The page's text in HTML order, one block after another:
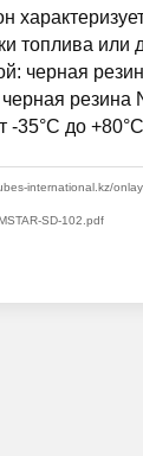
топлива или
черная
резина
-35°C до
international.kz/
SD-102.pdf